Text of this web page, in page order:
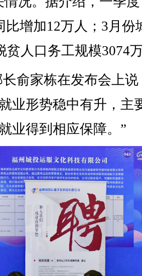
比增加12万人；3月份
贫人口务工规模3074
长俞家栋在发布会上
业形势稳中有升，主
业得到相应保障。”